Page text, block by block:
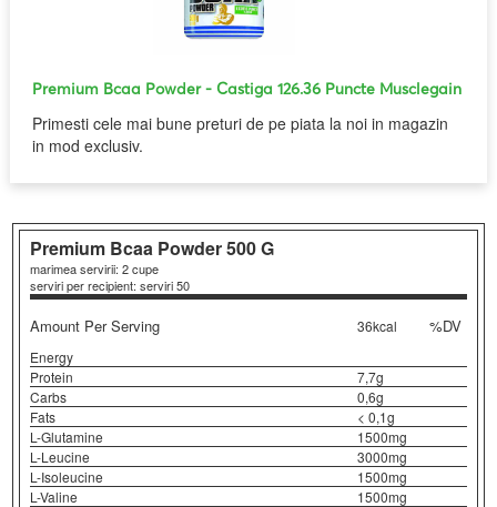
Premium Bcaa Powder- Castiga 126.36 Puncte Musclegain
Primesti cele mai bune preturi de pe piata la noi in magazin
in mod exclusiv.
Premium Bcaa Powder500 G
marimea servirii: 2 cupe
serviri per recipient: serviri 50
Amount Per Serving %DV
Energy
36kcal
Protein
7,7g
Carbs
0,6g
Fats
< 0,1g
L-Glutamine
1500mg
L-Leucine
3000mg
L-Isoleucine
1500mg
L-Valine
1500mg